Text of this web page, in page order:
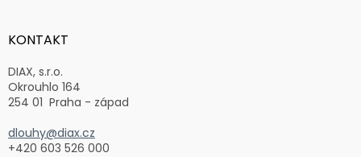
aKONTAKT
DIAX, s.r.o.
Okrouhlo 164
254 01 Praha - západ
dlouhy@diax.cz
+420 603 526 000